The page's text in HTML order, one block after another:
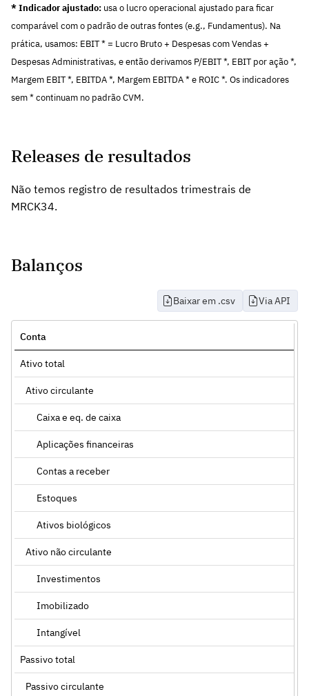
* Indicador ajustado: usa o lucro operacional ajustado para ficar
comparável com o padrão de outras fontes (e.g., Fundamentus). Na
prática, usamos: EBIT * = Lucro Bruto + Despesas com Vendas +
Despesas Administrativas, e então derivamos P/EBIT *, EBIT por ação *,
Margem EBIT *, EBITDA *, Margem EBITDA * e ROIC *. Os indicadores
sem * continuam no padrão CVM.
Releases de resultados
Não temos registro de resultados trimestrais de
MRCK34.
Balanços
Baixar em .csv Via API
Conta
Ativo total
Ativo circulante
Caixa e eq. de caixa
Aplicações financeiras
Contas a receber
Estoques
Ativos biológicos
Ativo não circulante
Investimentos
Imobilizado
Intangível
Passivo total
Passivo circulante